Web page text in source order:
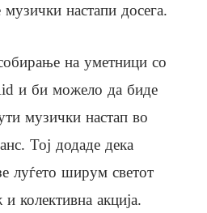
музички настапи досега.
на уметници со
и би можело да биде
музички настап во
Тој додаде дека
луѓето ширум светот
колективна акција.